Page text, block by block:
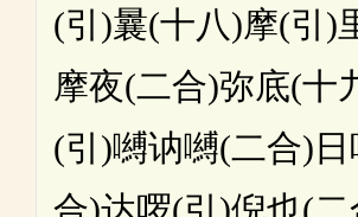
(引)曩(十八)摩(引)
摩夜(二合)弥底(十
(引)嚩讷嚩(二合)日
合)达啰(引)倪也(